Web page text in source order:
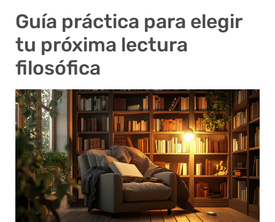
Guía práctica para elegir
tu próxima lectura
filosófica